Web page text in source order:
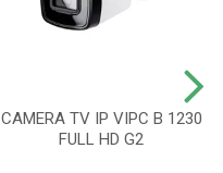
CAMERA TV IP VIPC B 1230
FULL HD G2